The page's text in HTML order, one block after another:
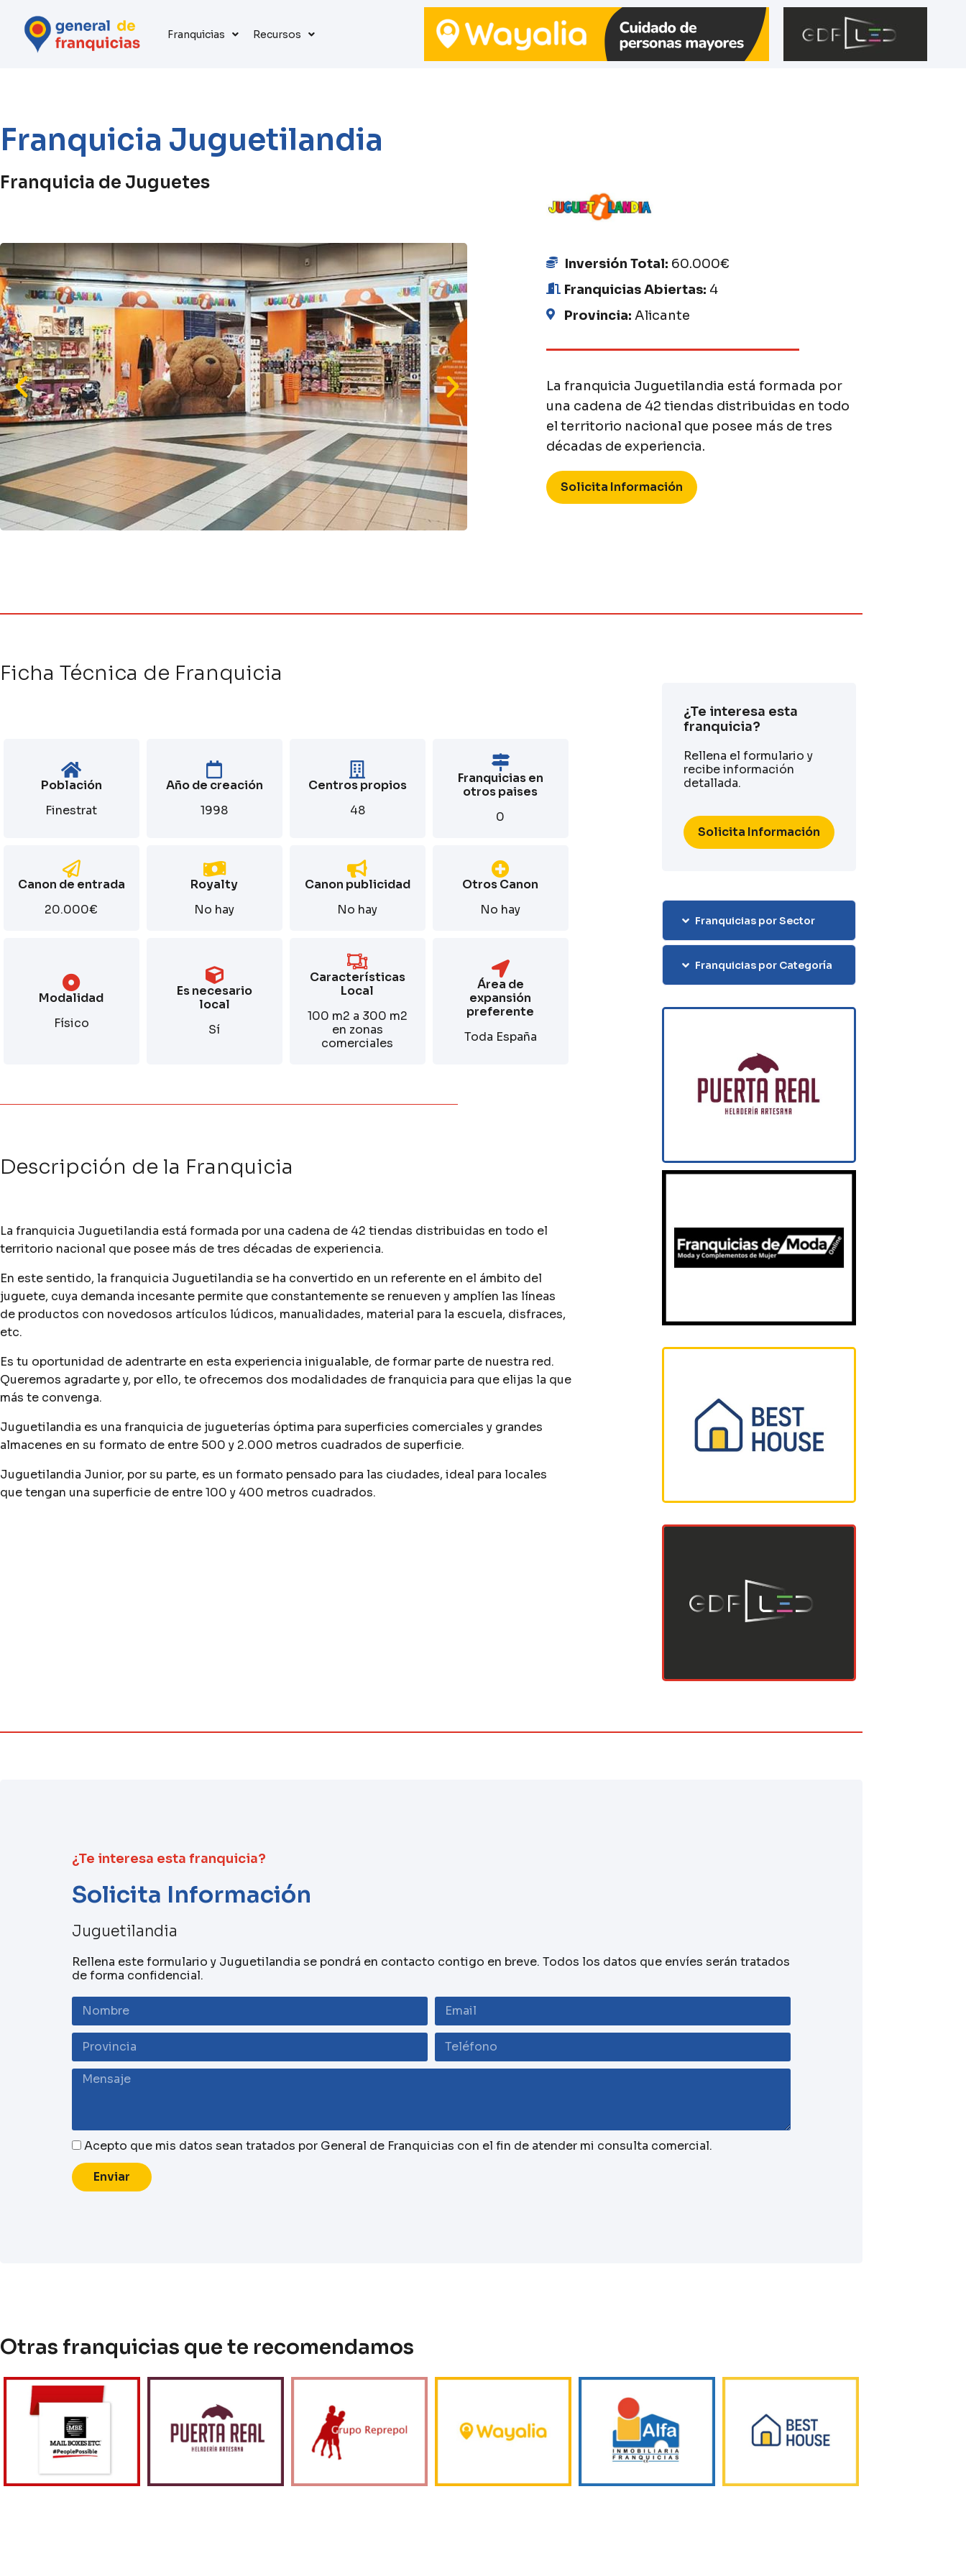
Franquicias Recursos
Franquicia Juguetilandia
Franquicia de Juguetes
Inversión Total: 60.000€
Franquicias Abiertas: 4
Provincia: Alicante
La franquicia Juguetilandia está formada por
una cadena de 42 tiendas distribuidas en todo
el territorio nacional que posee más de tres
décadas de experiencia.
Solicita Información
Ficha Técnica de Franquicia
Población
Finestrat
Año de creación
1998
Centros propios
48
Franquicias en
otros paises
0
Canon de entrada
20.000€
Royalty
No hay
Canon publicidad
No hay
Otros Canon
No hay
Modalidad
Físico
Es necesario
local
Sí
Características
Local
100 m2 a 300 m2
en zonas
comerciales
Área de
expansión
preferente
Toda España
Descripción de la Franquicia
La franquicia Juguetilandia está formada por una cadena de 42 tiendas distribuidas en todo el
territorio nacional que posee más de tres décadas de experiencia.
En este sentido, la franquicia Juguetilandia se ha convertido en un referente en el ámbito del
juguete, cuya demanda incesante permite que constantemente se renueven y amplíen las líneas
de productos con novedosos artículos lúdicos, manualidades, material para la escuela, disfraces,
etc.
Es tu oportunidad de adentrarte en esta experiencia inigualable, de formar parte de nuestra red.
Queremos agradarte y, por ello, te ofrecemos dos modalidades de franquicia para que elijas la que
más te convenga.
Juguetilandia es una franquicia de jugueterías óptima para superficies comerciales y grandes
almacenes en su formato de entre 500 y 2.000 metros cuadrados de superficie.
Juguetilandia Junior, por su parte, es un formato pensado para las ciudades, ideal para locales
que tengan una superficie de entre 100 y 400 metros cuadrados.
¿Te interesa esta
franquicia?
Rellena el formulario y
recibe información
detallada.
Solicita Información
Franquicias por Sector
Franquicias por Categoría
¿Te interesa esta franquicia?
Solicita Información
Juguetilandia
Rellena este formulario y Juguetilandia se pondrá en contacto contigo en breve. Todos los datos que envíes serán tratados
de forma confidencial.
Acepto que mis datos sean tratados por General de Franquicias con el fin de atender mi consulta comercial.
Enviar
Otras franquicias que te recomendamos